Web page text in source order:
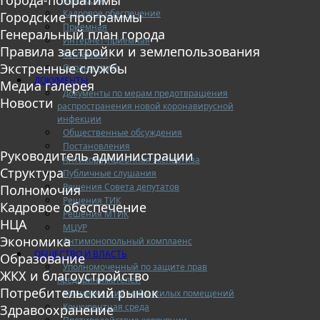
Кадровое обеспечение
Приемная
Интернет-приемная
Регламент
Охрана труда
ДОКУМЕНТЫ
Документы по мерам предотвращения
распространения новой коронавирусной
инфекции
Общественные обсуждения
Постановления
Антикоррупционная экспертиза
Публичные слушания
Решения Совета депутатов
Решения ТИК
Решения МТИК
МЦУР
Антимонопольный комплаенс
ОБЩЕСТВО И ВЛАСТЬ
Уполномоченный по защите прав
предпринимателей
Коммерческий найм жилых помещений
Конкурентная среда
Городские программы
Генеральный план города
Правила застройки и землепользования
Экстренные службы
Медиа галерея
Новости
Руководитель администрации
Структура
Полномочия
Кадровое обеспечение
НЦА
Экономика
Образование
ЖКХ и благоустройство
Потребительский рынок
Здравоохранение